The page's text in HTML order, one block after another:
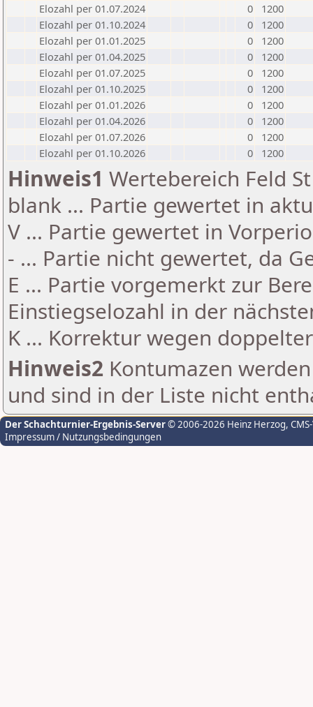
Elozahl per 01.07.2024
0
1200
Elozahl per 01.10.2024
0
1200
Elozahl per 01.01.2025
0
1200
Elozahl per 01.04.2025
0
1200
Elozahl per 01.07.2025
0
1200
Elozahl per 01.10.2025
0
1200
Elozahl per 01.01.2026
0
1200
Elozahl per 01.04.2026
0
1200
Elozahl per 01.07.2026
0
1200
Elozahl per 01.10.2026
0 1200
Hinweis1 Wertebereich Feld
blank ... Partie gewertet in
V ... Partie gewertet in
- ... Partie nicht gewertet, da
E ... Partie vorgemerkt zur
Einstiegselozahl in der
K ... Korrektur wegen
Hinweis2 Kontumazen
und sind in der Liste nicht
Der Schachturnier-Ergebnis-Server© 2006-2026 Heinz Herzog,
Impressum / Nutzungsbedingungen